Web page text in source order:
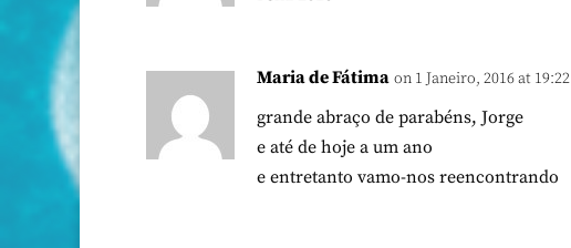
Maria de Fátima on 1 Janeiro, 2016 at 19:22
grande abraço de parabéns, Jorge
e até de hoje a um ano
e entretanto vamo-nos reencontrando